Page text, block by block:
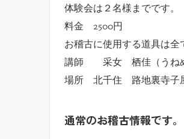
体験会は２名様までです。
料金 2500円
お稽古に使用する道具は全
講師 采女 栖佳（うね
場所 北千住 路地裏寺子
通常のお稽古情報です。